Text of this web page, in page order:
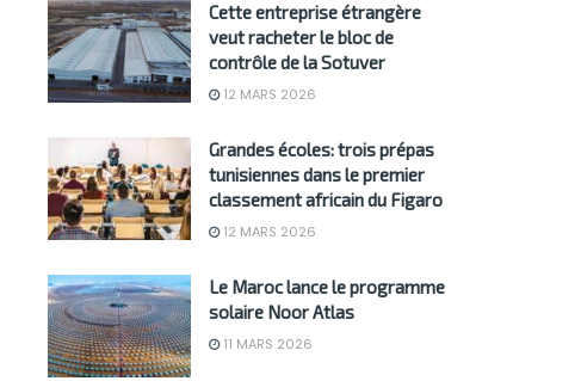
Cette entreprise étrangère
veut racheter le bloc de
contrôle de la Sotuver
12 MARS 2026
Grandes écoles: trois prépas
tunisiennes dans le premier
classement africain du Figaro
12 MARS 2026
Le Maroc lance le programme
solaire Noor Atlas
11 MARS 2026